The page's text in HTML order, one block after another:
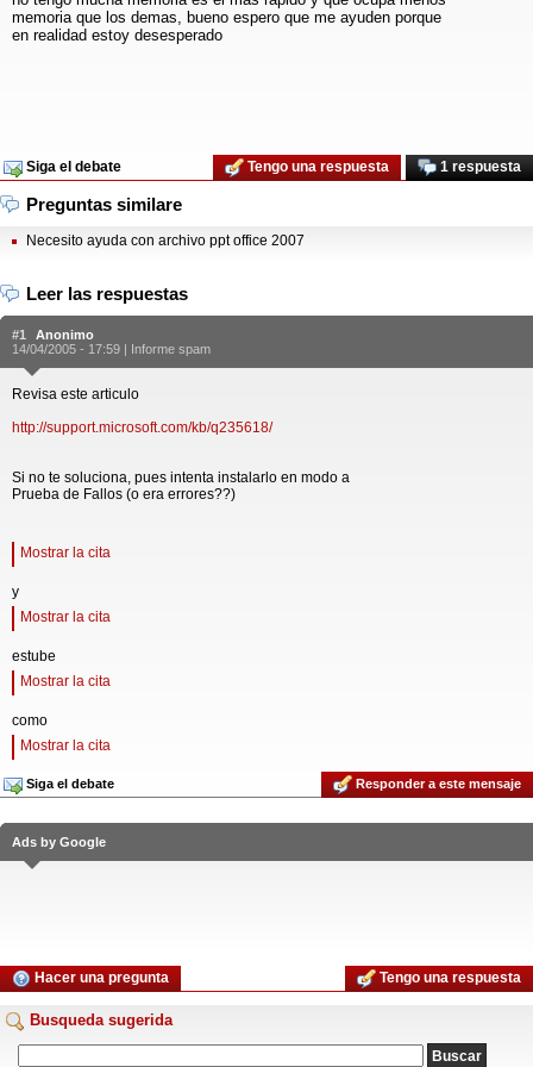
memoria que los demas, bueno espero que me ayuden porque
en realidad estoy desesperado
Siga el debate 1 respuesta
Tengo una respuesta
Preguntas similare
Necesito ayuda con archivo ppt office 2007
Leer las respuestas
#1
Anonimo
14/04/2005 - 17:59 | Informe spam
Revisa este articulo
http://support.microsoft.com/kb/q235618/
Si no te soluciona, pues intenta instalarlo en modo a
Prueba de Fallos (o era errores??)
Mostrar la cita
y
Mostrar la cita
estube
Mostrar la cita
como
Mostrar la cita
Siga el debate Responder a este mensaje
Ads by Google
Hacer una pregunta Tengo una respuesta
Busqueda sugerida